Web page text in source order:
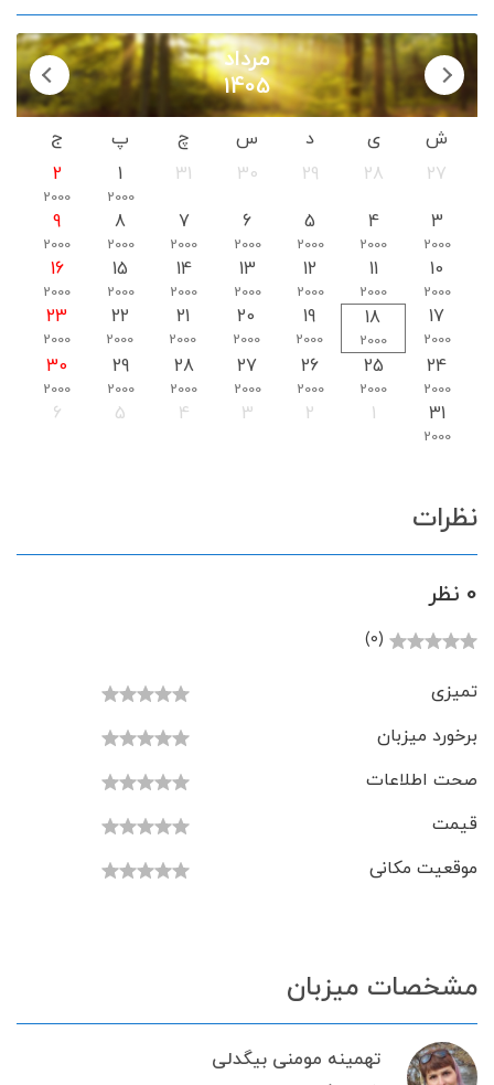
مرداد
1405
ش ی د س چ پ
ج
27
28
29
30
31
1
2000
2
2000
3
2000
4
2000
5
2000
6
2000
7
2000
8
2000
9
2000
10
2000
11
2000
12
2000
13
2000
14
2000
15
2000
16
2000
17
2000
18
2000
19
2000
20
2000
21
2000
22
2000
23
2000
24
2000
25
2000
26
2000
27
2000
28
2000
29
2000
30
2000
31
2000
1
2
3
4
5
6
نظرات
0 نظر
(0)
تمیزی
برخورد میزبان
صحت اطلاعات
قیمت
موقعیت مکانی
مشخصات میزبان
تهمینه مومنی بیگدلی